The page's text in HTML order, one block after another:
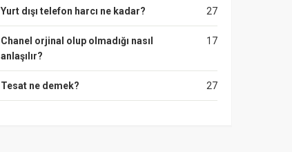
27
Yurt dışı telefon harcı ne kadar?
17
Chanel orjinal olup olmadığı nasıl
anlaşılır?
27
Tesat ne demek?